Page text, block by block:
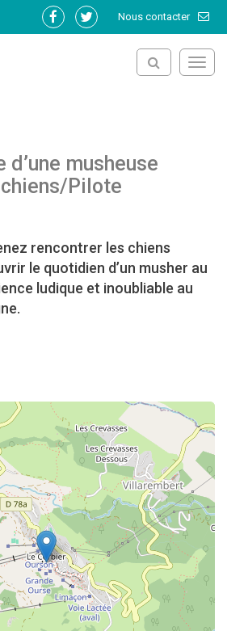
Nous contacter
Lien
Lien
musheuse
Pilote
rencontrer les chiens
le quotidien d’un musher au
ludique et inoubliable au